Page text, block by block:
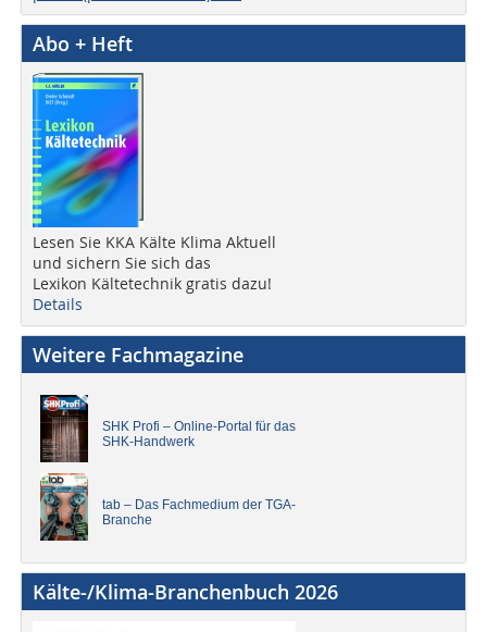
Abo + Heft
Lesen Sie KKA Kälte Klima Aktuell
und sichern Sie sich das
Lexikon Kältetechnik gratis dazu!
Details
Weitere Fachmagazine
SHK Profi – Online-Portal für das
SHK-Handwerk
tab – Das Fachmedium der TGA-
Branche
Kälte-/Klima-Branchenbuch 2026